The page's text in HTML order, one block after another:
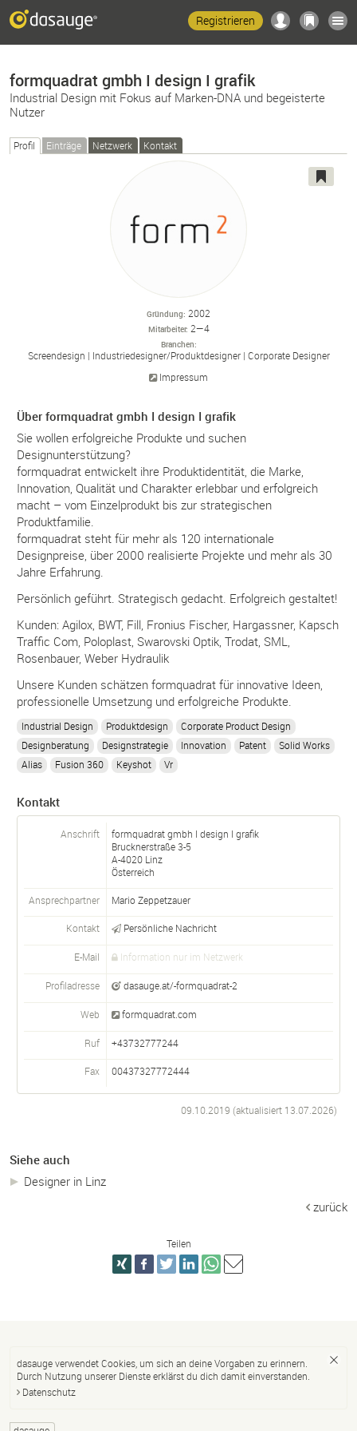
Registrieren
formquadrat gmbh I design I grafik
Industrial Design mit Fokus auf Marken-DNA und begeisterte
Nutzer
Profil Einträge Netzwerk Kontakt
Gründung 2002
Mitarbeiter 2—4
Branchen
Screendesign Industriedesigner/Produktdesigner Corporate Designer
Impressum
Über formquadrat gmbh I design I grafik
Sie wollen erfolgreiche Produkte und suchen
Designunterstützung?
formquadrat entwickelt ihre Produktidentität, die Marke,
Innovation, Qualität und Charakter erlebbar und erfolgreich
macht – vom Einzelprodukt bis zur strategischen
Produktfamilie.
formquadrat steht für mehr als 120 internationale
Designpreise, über 2000 realisierte Projekte und mehr als 30
Jahre Erfahrung.
Persönlich geführt. Strategisch gedacht. Erfolgreich gestaltet!
Kunden: Agilox, BWT, Fill, Fronius Fischer, Hargassner, Kapsch
Traffic Com, Poloplast, Swarovski Optik, Trodat, SML,
Rosenbauer, Weber Hydraulik
Unsere Kunden schätzen formquadrat für innovative Ideen,
professionelle Umsetzung und erfolgreiche Produkte.
Industrial Design Produktdesign
Corporate Product Design
Designberatung
Designstrategie Innovation Patent
Solid Works
Alias
Fusion 360 Keyshot Vr
Kontakt
Anschrift
formquadrat gmbh I design I grafik
Brucknerstraße 3-5
A-4020 Linz
Österreich
Ansprechpartner Mario Zeppetzauer
Kontakt Persönliche Nachricht
E-Mail Information nur im Netzwerk
Profiladresse dasauge.at/-formquadrat-2
Web formquadrat.com
Ruf +43732777244
Fax 00437327772444
09.10.2019 (aktualisiert 13.07.2026)
Siehe auch
Designer in Linz
zurück
Teilen
dasauge verwendet Cookies, um sich an deine Vorgaben zu erinnern.
Durch Nutzung unserer Dienste erklärst du dich damit einverstanden.
Datenschutz